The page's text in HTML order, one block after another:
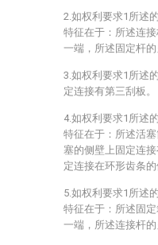
2.如权利要求1所述
特征在于：所述连
一端，所述固定杆的
3.如权利要求1所述
定连接有第三刮板。
4.如权利要求1所述
特征在于：所述活
塞的侧壁上固定连
定连接在环形齿条的
5.如权利要求1所述
特征在于：所述固
一端，所述连接杆的